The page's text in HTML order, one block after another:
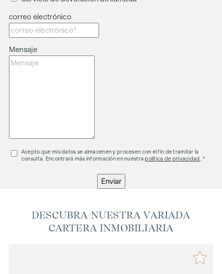
correo electrónico
Mensaje
Acepto que mis datos se almacenen y procesen con el fin de tramitar la
consulta. Encontrará más información en nuestrapolítica de privacidad . *
Enviar
DESCUBRA NUESTRA VARIADA
CARTERA INMOBILIARIA